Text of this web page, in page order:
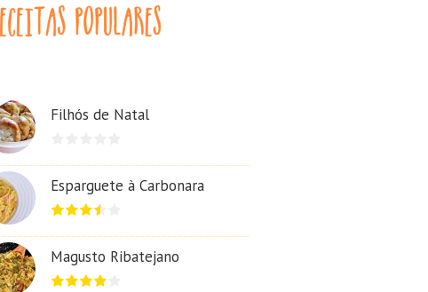
Filhós de Natal
Esparguete à Carbonara
Magusto Ribatejano